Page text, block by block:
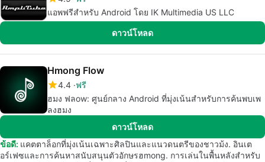
แอพฟรีสำหรับ Android โดย IK Multimedia US LLC
ดาวน์โหลด
Hmong Flow
4.4 ฟรี
ฮมง ฟลow: ศูนย์กลาง Android ที่มุ่งเน้นสำหรับการค้นพบเพ
ลงฮมง
ดาวน์โหลด
ข้อดี: แคตตาล็อกที่มุ่งเน้นเฉพาะศิลปินและแนวดนตรีของชาวม้ง. อินเต
อร์เฟซและการค้นหาสนับสนุนตัวอักษรฮmong. การเล่นในพื้นหลังสำหรับ